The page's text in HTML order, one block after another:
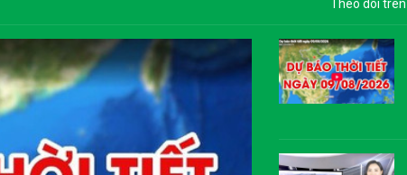
Theo dõi trên